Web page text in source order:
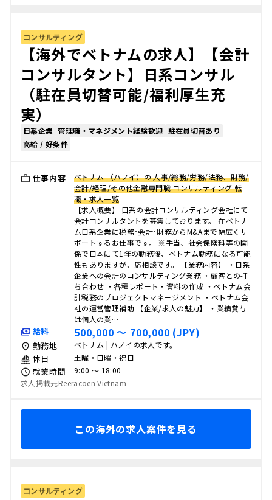
コンサルティング
【海外でベトナムの求人】【会計
コンサルタント】日系コンサル
（駐在員切替可能/福利厚生充
実）
日系企業 管理職・マネジメント経験歓迎 駐在員切替あり
高給 / 好条件
仕事内容
ベトナム （ハノイ）の 人事/総務/労務/法務、財務/
会計/経理/その他金融専門職 コンサルティング 転
職・求人一覧
【求人概要】 日系の会計コンサルティング会社にて
会計コンサルタントを募集しております。 在ベトナ
ム日系企業に税務･会計･財務からM&Aまで幅広くサ
ポートするお仕事です。 ※手当、社会保険料等の関
係で日本にて1年の勤務後、ベトナム勤務になる可能
性もありますが、応相談です。 【業務内容】 ・日系
企業への会計のコンサルティング業務 ・顧客との打
ち合わせ ・各種レポート・資料の作成 ・ベトナム会
計税務のプロジェクトマネージメント ・ベトナム会
社の運営管理補助 【企業/求人の魅力】 ・業績賞与
は個人の業…
給料 500,000 〜 700,000 (JPY)
勤務地 ベトナム | ハノイの求人です。
休日 土曜・日曜・祝日
就業時間
9:00 〜 18:00
求人掲載元Reeracoen Vietnam
この海外の求人案件を見る
コンサルティング